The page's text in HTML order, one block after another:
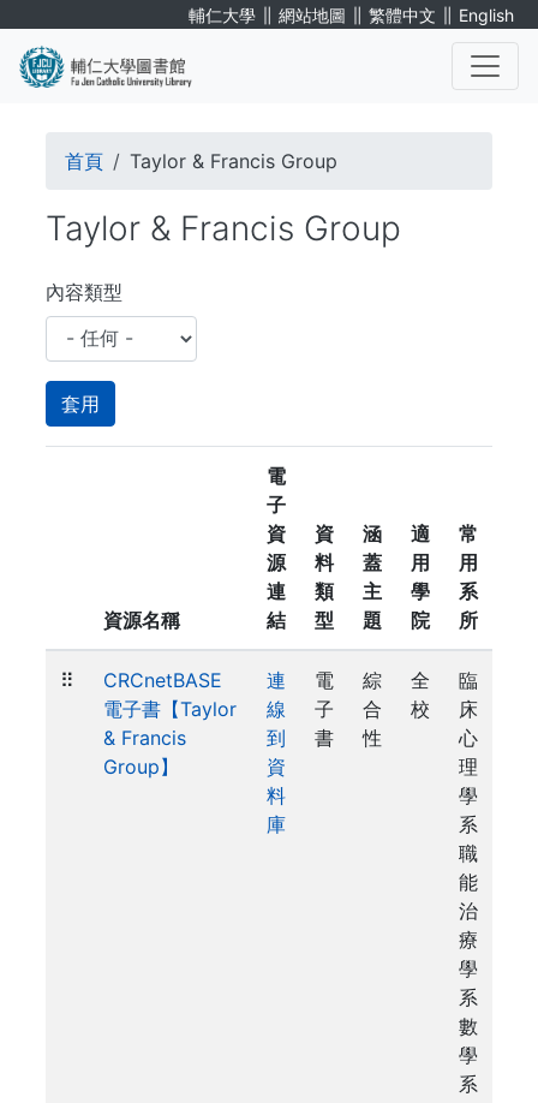
輔仁大學 ∥ 網站地圖 ∥ 繁體中文 ∥ English
導
連
結
首頁 Taylor & Francis Group
Taylor & Francis Group
內容類型
資源名稱
電
子
資
源
連
結
資
料
類
型
涵
蓋
主
題
適
用
學
院
常
用
系
所
⠿
CRCnetBASE
電子書【Taylor
& Francis
Group】
連
線
到
資
料
庫
電
子
書
綜
合
性
全
校
臨
床
心
理
學
系
職
能
治
療
學
系
數
學
系